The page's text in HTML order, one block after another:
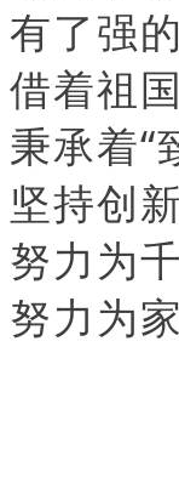
有了强
借着祖
秉承着“
坚持创
努力为
努力为